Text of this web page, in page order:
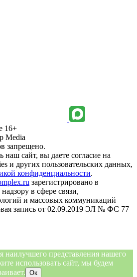
16+
Media
запрещено.
наш сайт, вы даете согласие на
и других пользовательских данных,
конфиденциальности.
зарегистрировано в
в сфере связи,
и массовых коммуникаций
запись от 02.09.2019 ЭЛ № ФС 77
наилучшего представления нашего
использовать сайт, мы будем
Ок